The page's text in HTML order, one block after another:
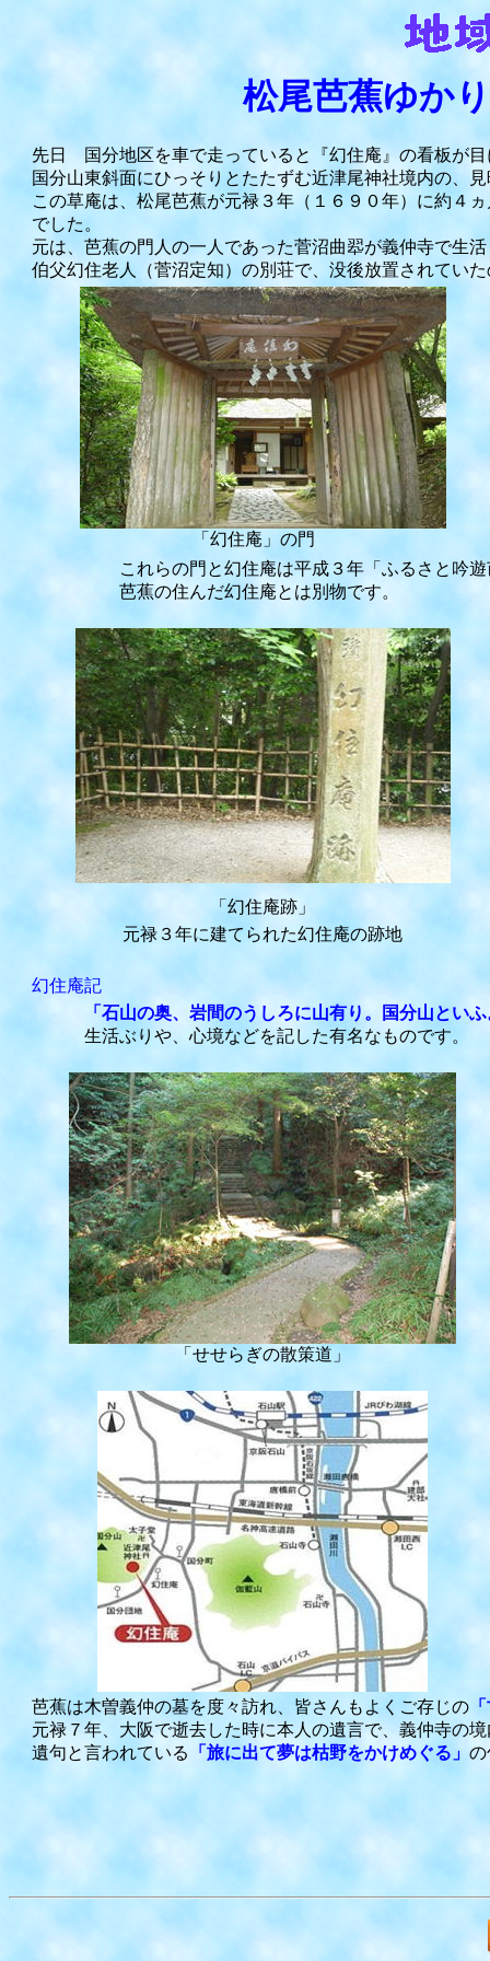
松尾芭蕉ゆ
先日 国分地区を車で走っていると『幻住庵』の看板が
国分山東斜面にひっそりとたたずむ近津尾神社境内の、
この草庵は、松尾芭蕉が元禄３年（１６９０年）に約４
でした。
元は、芭蕉の門人の一人であった菅沼曲翆が義仲寺で生
伯父幻住老人（菅沼定知）の別荘で、没後放置されてい
「幻住庵」の門
これらの門と幻住庵は平成３年「ふるさと吟遊芭
芭蕉の住んだ幻住庵とは別物です。
「幻住庵跡」
元禄３年に建てられた幻住庵の跡地
幻住庵記
「石山の奥、岩間のうしろに山有り。国分山とい
生活ぶりや、心境などを記した有名なものです。
「せせらぎの散策道」
芭蕉は木曽義仲の墓を度々訪れ、皆さんもよくご存じの「
元禄７年、大阪で逝去した時に本人の遺言で、義仲寺の
遺句と言われている 「旅に出て夢は枯野をかけめぐる」 の